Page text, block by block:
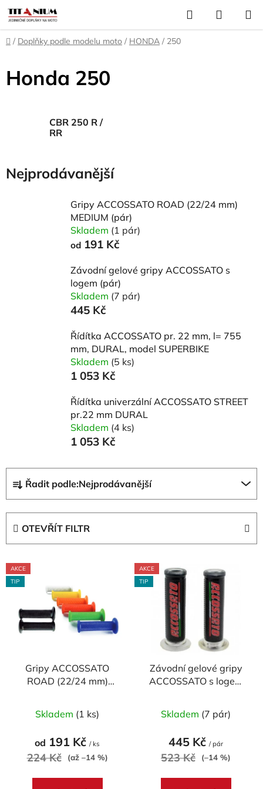
Přejít
na
obsah
Hledat
KOŠÍK
Domů
/ Doplňky podle modelu moto / HONDA / 250
Honda 250
CBR 250 R /
RR
Nejprodávanější
Gripy ACCOSSATO ROAD (22/24 mm)
MEDIUM (pár)
Skladem (1 pár)
od 191 Kč
Závodní gelové gripy ACCOSSATO s
logem (pár)
Skladem (7 pár)
445 Kč
Řídítka ACCOSSATO pr. 22 mm, l= 755
mm, DURAL, model SUPERBIKE
Skladem (5 ks)
1 053 Kč
Řídítka univerzální ACCOSSATO STREET
pr.22 mm DURAL
Skladem (4 ks)
1 053 Kč
a
z
p
r
Řadit podle:Nejprodávanější
OTEVŘÍT FILTR
V
ý
AKCE
TIP
Gripy ACCOSSATO
ROAD (22/24 mm)
hodnocení
produktu
Skladem (1 ks)
od 191 Kč / ks
224 Kč (až –14 %)
AKCE
TIP
Závodní gelové gripy
ACCOSSATO s logem
hodnocení
produktu
Skladem (7 pár)
445 Kč / pár
523 Kč (–14 %)